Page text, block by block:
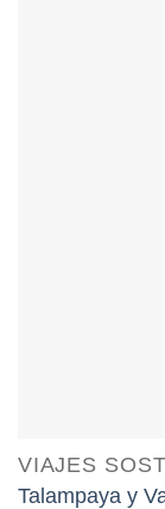
VIAJES
Talampaya y